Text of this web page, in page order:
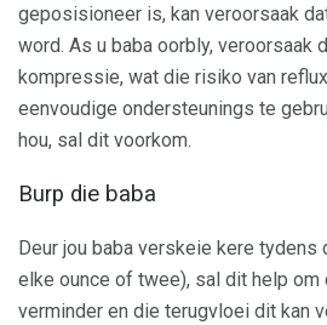
geposisioneer is, kan veroorsaak
word. As u baba oorbly, veroorsaak
kompressie, wat die risiko van
eenvoudige ondersteunings te
hou, sal dit voorkom.
Burp die baba
Deur jou baba verskeie kere tydens
elke ounce of twee), sal dit help om
verminder en die terugvloei dit kan